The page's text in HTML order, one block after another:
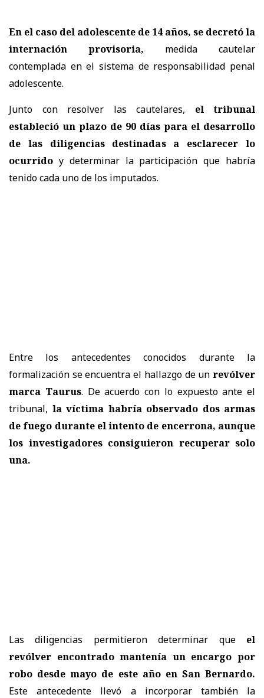
En el caso del adolescente de 14 años, se decretó la
internación provisoria, medida cautelar
contemplada en el sistema de responsabilidad penal
adolescente.
Junto con resolver las cautelares, el tribunal
estableció un plazo de 90 días para el desarrollo
de las diligencias destinadas a esclarecer lo
ocurrido y determinar la participación que habría
tenido cada uno de los imputados.
Entre los antecedentes conocidos durante la
formalización se encuentra el hallazgo de un revólver
marca Taurus. De acuerdo con lo expuesto ante el
tribunal, la víctima habría observado dos armas
de fuego durante el intento de encerrona, aunque
los investigadores consiguieron recuperar solo
una.
Las diligencias permitieron determinar que el
revólver encontrado mantenía un encargo por
robo desde mayo de este año en San Bernardo.
Este antecedente llevó a incorporar también la